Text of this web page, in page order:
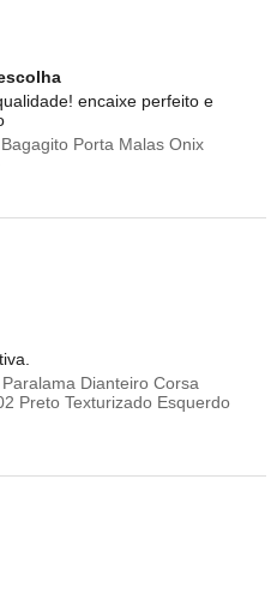
encaixe perfeito e
Porta Malas Onix
Dianteiro Corsa
Preto Texturizado Esquerdo